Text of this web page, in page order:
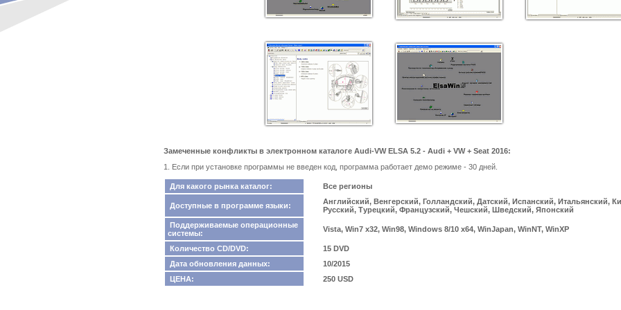
Замеченные конфликты в электронном каталоге Audi-VW ELSA 5.2 - Audi + VW + Seat 2016:
1. Если при установке программы не введен код, программа работает демо режиме - 30 дней.
Для какого рынка каталог: Все регионы
Доступные в программе языки:
Английский, Венгерский, Голландский, Датский, Испанский, Итальянский,
Русский, Турецкий, Французский, Чешский, Шведский, Японский
Поддерживаемые операционные
системы:
Vista, Win7 x32, Win98, Windows 8/10 x64, WinJapan, WinNT, WinXP
Количество CD/DVD:
15 DVD
Дата обновления данных:
10/2015
ЦЕНА:
250 USD